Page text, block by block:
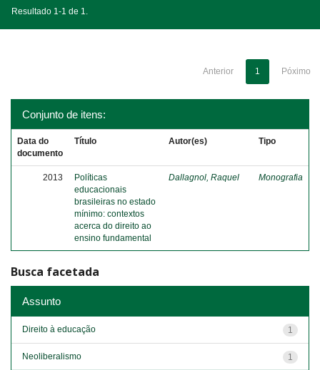
Resultado 1-1 de 1.
Anterior 1 Póximo
Conjunto de itens:
Data do
documento
Título Autor(es) Tipo
2013
Políticas
educacionais
brasileiras no estado
mínimo: contextos
acerca do direito ao
ensino fundamental
Dallagnol, Raquel Monografia
Busca facetada
Assunto
1
Direito à educação
1
Neoliberalismo